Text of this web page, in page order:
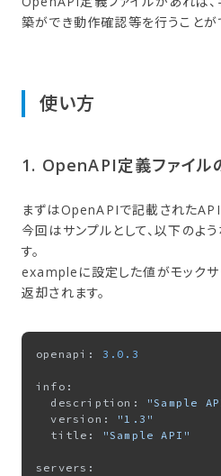
築ができ動作確認等を行うことが
使い方
1. OpenAPI定義ファイル
まずはOpenAPIで記載されたAPI
今回はサンプルとして、以下のよ
す。
exampleに設定した値がモックサ
返却されます。
openapi: 3.0 .3
info:
  description:
"Sample
  version:
"1.3"
  title:
"Sample API"
servers: